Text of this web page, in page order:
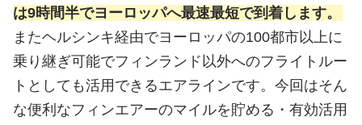
は9時間半でヨーロッパへ最速最短で到着します。
またヘルシンキ経由でヨーロッパの100都市以上に
乗り継ぎ可能でフィンランド以外へのフライトルー
トとしても活用できるエアラインです。今回はそん
な便利なフィンエアーのマイルを貯める・有効活用